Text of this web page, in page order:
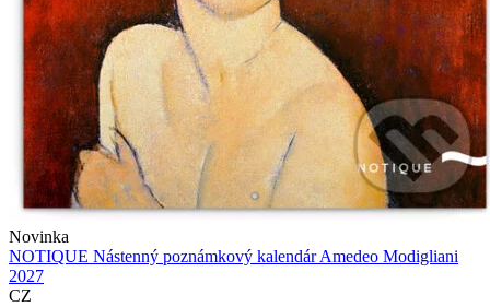
Novinka
NOTIQUE Nástenný poznámkový kalendár Amedeo Modigliani
2027
CZ